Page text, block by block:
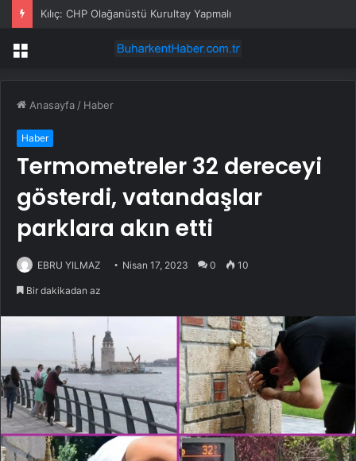
Kılıç: CHP Olağanüstü Kurultay Yapmalı
Menü
Anasayfa / Haber
Haber
Termometreler 32 dereceyi
gösterdi, vatandaşlar
parklara akın etti
EBRU YILMAZ Nisan 17, 2023 0 10
Bir dakikadan az